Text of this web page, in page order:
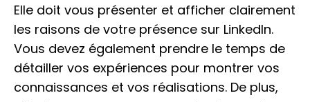
Elle doit vous présenter et afficher clairement
les raisons de votre présence sur LinkedIn.
Vous devez également prendre le temps de
détailler vos expériences pour montrer vos
connaissances et vos réalisations. De plus,